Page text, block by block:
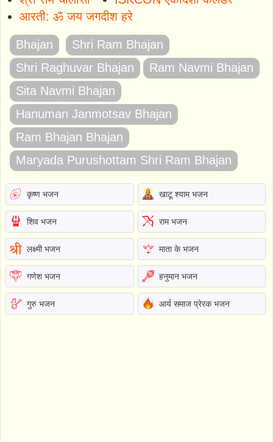
आरती: ॐ जय जगदीश हरे
Bhajan
Shri Ram Bhajan
Shri Raghuvar Bhajan
Ram Navmi Bhajan
Sita Navmi Bhajan
Hanuman Janmotsav Bhajan
Ram Bhajan Bhajan
Maryada Purushottam Shri Ram Bhajan
कृष्ण भजन खाटू श्याम भजन
शिव भजन राम भजन
लक्ष्मी भजन माता के भजन
गणेश भजन हनुमान भजन
गुरु भजन आर्य समाज प्रेरक भजन